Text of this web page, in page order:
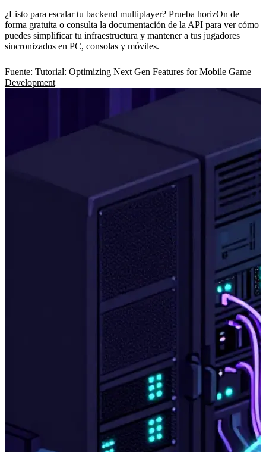
¿Listo para escalar tu backend multiplayer? Prueba horizOn de
forma gratuita o consulta la documentación de la API para ver cómo
puedes simplificar tu infraestructura y mantener a tus jugadores
sincronizados en PC, consolas y móviles.
Fuente: Tutorial: Optimizing Next Gen Features for Mobile Game
Development